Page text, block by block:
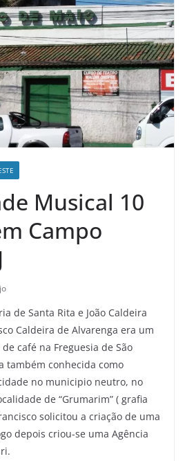
Musical 10
Campo
de Santa Rita e João Caldeira
Caldeira de Alvarenga era um
café na Freguesia de São
também conhecida como
no municipio neutro, no
de “Grumarim” ( grafia
solicitou a criação de uma
depois criou-se uma Agência